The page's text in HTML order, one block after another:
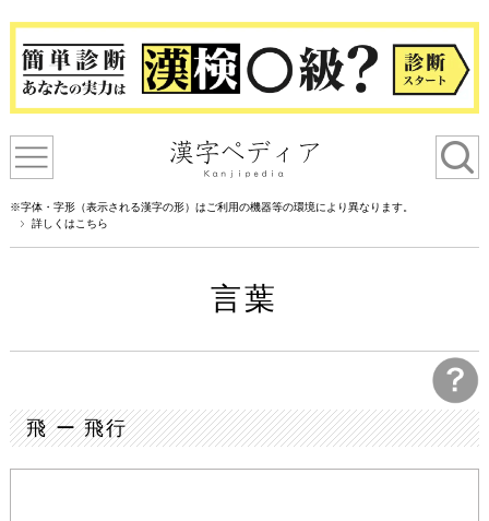
※字体・字形（表示される漢字の形）はご利用の機器等の環境により異なります。
詳しくはこちら
言葉
飛 ー 飛行